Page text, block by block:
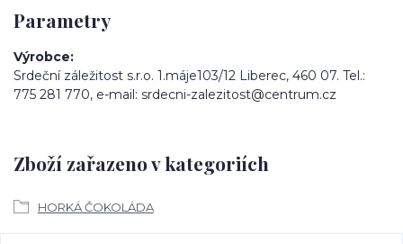
Parametry
Výrobce
Srdeční záležitost s.r.o. 1.máje103/12 Liberec, 460 07. Tel.:
775 281 770, e-mail: srdecni-zalezitost@centrum.cz
Zboží zařazeno v kategoriích
HORKÁ ČOKOLÁDA